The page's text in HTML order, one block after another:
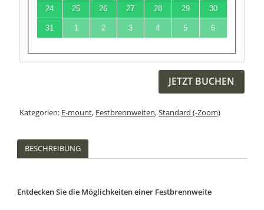
24 25 26 27 28 29 30
31 1 2 3 4 5 6
JETZT BUCHEN
Kategorien: E-mount, Festbrennweiten,Standard (-Zoom)
BESCHREIBUNG
Entdecken Sie die Möglichkeiten einer Festbrennweite